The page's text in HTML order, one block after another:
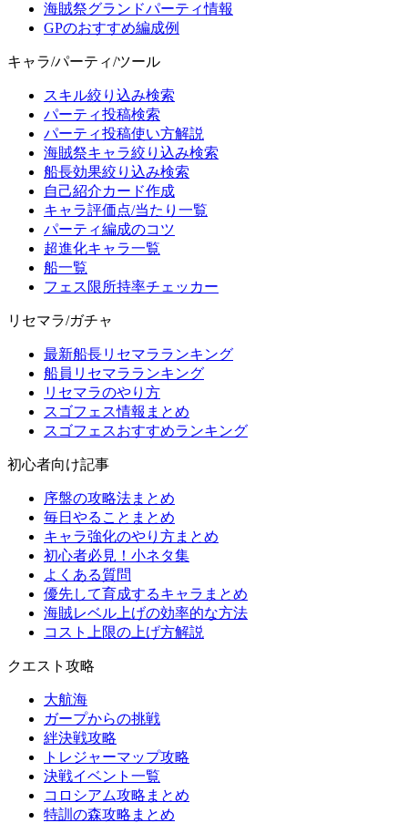
海賊祭グランドパーティ情報
GPのおすすめ編成例
キャラ/パーティ/ツール
スキル絞り込み検索
パーティ投稿検索
パーティ投稿使い方解説
海賊祭キャラ絞り込み検索
船長効果絞り込み検索
自己紹介カード作成
キャラ評価点/当たり一覧
パーティ編成のコツ
超進化キャラ一覧
船一覧
フェス限所持率チェッカー
リセマラ/ガチャ
最新船長リセマラランキング
船員リセマラランキング
リセマラのやり方
スゴフェス情報まとめ
スゴフェスおすすめランキング
初心者向け記事
序盤の攻略法まとめ
毎日やることまとめ
キャラ強化のやり方まとめ
初心者必見！小ネタ集
よくある質問
優先して育成するキャラまとめ
海賊レベル上げの効率的な方法
コスト上限の上げ方解説
クエスト攻略
大航海
ガープからの挑戦
絆決戦攻略
トレジャーマップ攻略
決戦イベント一覧
コロシアム攻略まとめ
特訓の森攻略まとめ